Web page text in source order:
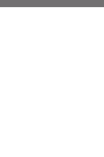
沪ICP备14031641号-1